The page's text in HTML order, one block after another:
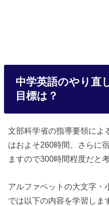
中学英語のやり直
目標は？
文部科学省の指導要領によ
はおよそ260時間。さらに
ますので300時間程度だと
アルファベットの大文字・
では以下の内容を学習しま